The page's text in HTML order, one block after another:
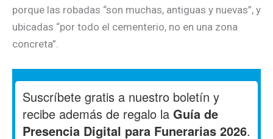
porque las robadas “son muchas, antiguas y nuevas”, y
ubicadas “por todo el cementerio, no en una zona
concreta”.